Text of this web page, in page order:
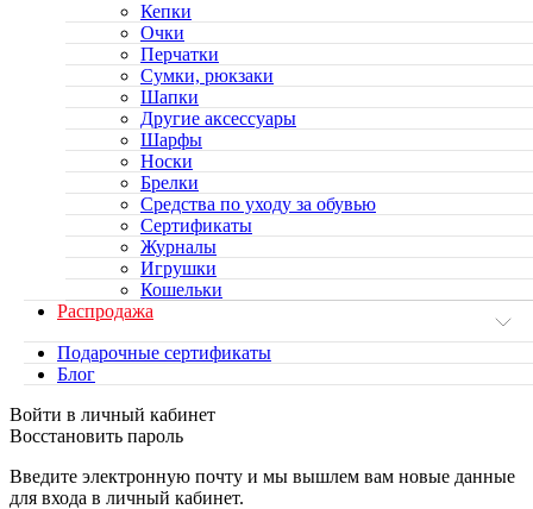
Кепки
Очки
Перчатки
Сумки, рюкзаки
Шапки
Другие аксессуары
Шарфы
Носки
Брелки
Средства по уходу за обувью
Сертификаты
Журналы
Игрушки
Кошельки
Распродажа
Подарочные сертификаты
Блог
Войти в личный кабинет
Восстановить пароль
Введите электронную почту и мы вышлем вам новые данные
для входа в личный кабинет.